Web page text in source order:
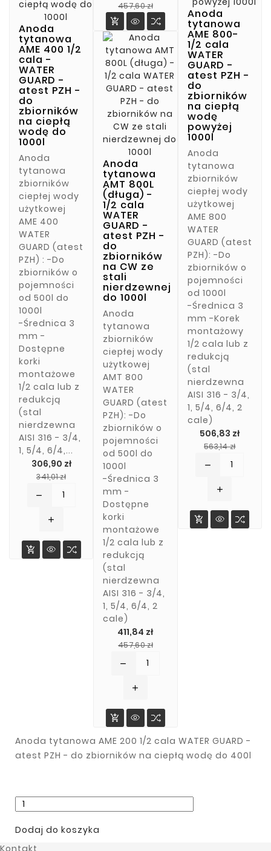
Anoda
tytanowa
AME 400 1/2
cala -
WATER
GUARD -
atest PZH -
do
zbiorników
na ciepłą
wodę do
1000l
Anoda
tytanowa
zbiorników
ciepłej wody
użytkowej
AME 400
WATER
GUARD (atest
PZH) : -Do
zbiorników o
pojemności
od 500l do
1000l
-Średnica 3
mm -
Dostępne
korki
montażowe
1/2 cala lub z
redukcją
(stal
nierdzewna
AISI 316 - 3/4,
1, 5/4, 6/4,...
306,90 zł
341,01 zł
podstawowa
remove
add

457,60 zł
podstawowa

Anoda
tytanowa
AMT 800L
(długa) -
1/2 cala
WATER
GUARD -
atest PZH -
do
zbiorników
na CW ze
stali
nierdzewnej
do 1000l
Anoda
tytanowa
zbiorników
ciepłej wody
użytkowej
AMT 800
WATER
GUARD (atest
PZH): -Do
zbiorników o
pojemności
od 500l do
1000l
-Średnica 3
mm -
Dostępne
korki
montażowe
1/2 cala lub z
redukcją
(stal
nierdzewna
AISI 316 - 3/4,
1, 5/4, 6/4, 2
cale)
411,84 zł
457,60 zł
remove
add

Anoda
tytanowa
AME 800-
1/2 cala
WATER
GUARD -
atest PZH -
do
zbiorników
na ciepłą
wodę
powyżej
1000l
Anoda
tytanowa
zbiorników
ciepłej wody
użytkowej
AME 800
WATER
GUARD (atest
PZH): -Do
zbiorników o
pojemności
od 1000l
-Średnica 3
mm -Korek
montażowy
1/2 cala lub z
redukcją
(stal
nierdzewna
AISI 316 - 3/4,
1, 5/4, 6/4, 2
cale)
506,83 zł
563,14 zł
remove
add

Anoda
Tytanowa
Zbiorników Na
Ze Stali
Nierdzewnej
Do 400l
Anoda
Tytanowa
Do
Anoda tytanowa AME 200 1/2 cala WATER GUARD -
atest PZH - do zbiorników na ciepłą wodę do 400l
Dodaj do koszyka
Kontakt